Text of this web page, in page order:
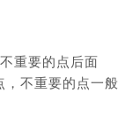
重要的点后面
，不重要的点一般